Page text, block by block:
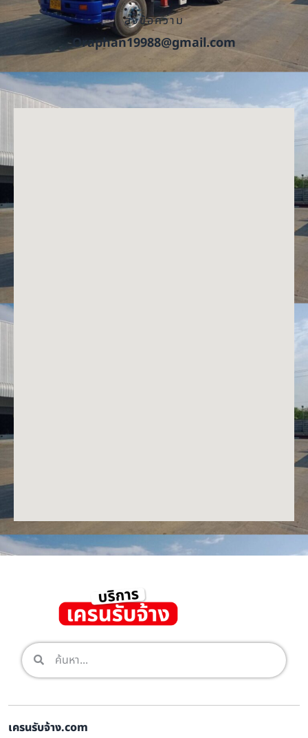
ส่งข้อความ
Oraphan19988@gmail.com
เครนรับจ้าง.com